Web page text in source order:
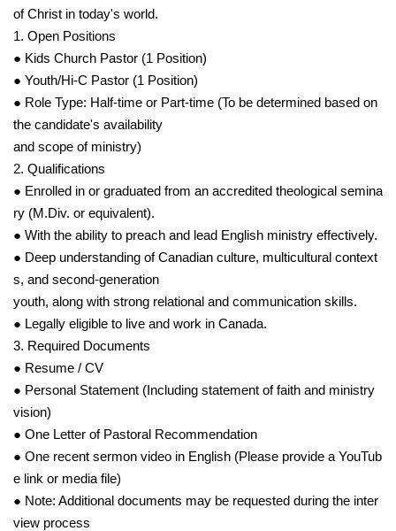
of Christ in today's world.
1. Open Positions
● Kids Church Pastor (1 Position)
● Youth/Hi-C Pastor (1 Position)
● Role Type: Half-time or Part-time (To be determined based on
the candidate's availability
and scope of ministry)
2. Qualifications
● Enrolled in or graduated from an accredited theological semina
ry (M.Div. or equivalent).
● With the ability to preach and lead English ministry effectively.
● Deep understanding of Canadian culture, multicultural context
s, and second-generation
youth, along with strong relational and communication skills.
● Legally eligible to live and work in Canada.
3. Required Documents
● Resume / CV
● Personal Statement (Including statement of faith and ministry
vision)
● One Letter of Pastoral Recommendation
● One recent sermon video in English (Please provide a YouTub
e link or media file)
● Note: Additional documents may be requested during the inter
view process